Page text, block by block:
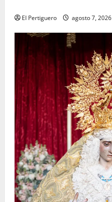
El Pertiguero agosto 7, 2026